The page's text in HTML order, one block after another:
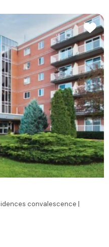
convalescence |